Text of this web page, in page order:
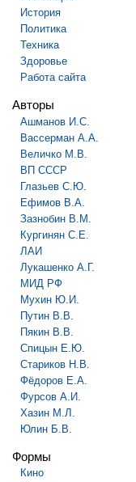
История
Политика
Техника
Здоровье
Работа сайта
Авторы
Ашманов И.С.
Вассерман А.А.
Величко М.В.
ВП СССР
Глазьев С.Ю.
Ефимов В.А.
Зазнобин В.М.
Кургинян С.Е.
ЛАИ
Лукашенко А.Г.
МИД РФ
Мухин Ю.И.
Путин В.В.
Пякин В.В.
Спицын Е.Ю.
Стариков Н.В.
Фёдоров Е.А.
Фурсов А.И.
Хазин М.Л.
Юлин Б.В.
Формы
Кино